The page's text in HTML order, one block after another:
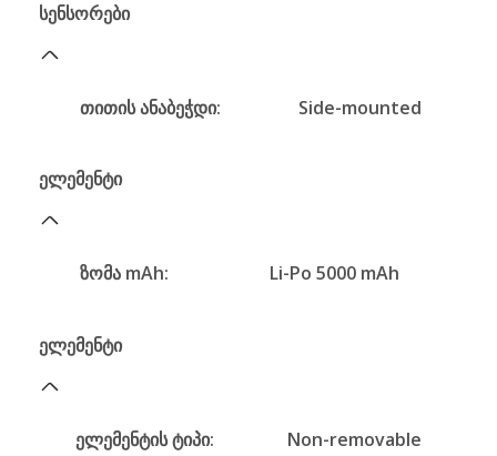
სენსორები
თითის ანაბეჭდი: Side-mounted
ელემენტი
ზომა mAh: Li-Po 5000 mAh
ელემენტი
ელემენტის ტიპი: Non-removable